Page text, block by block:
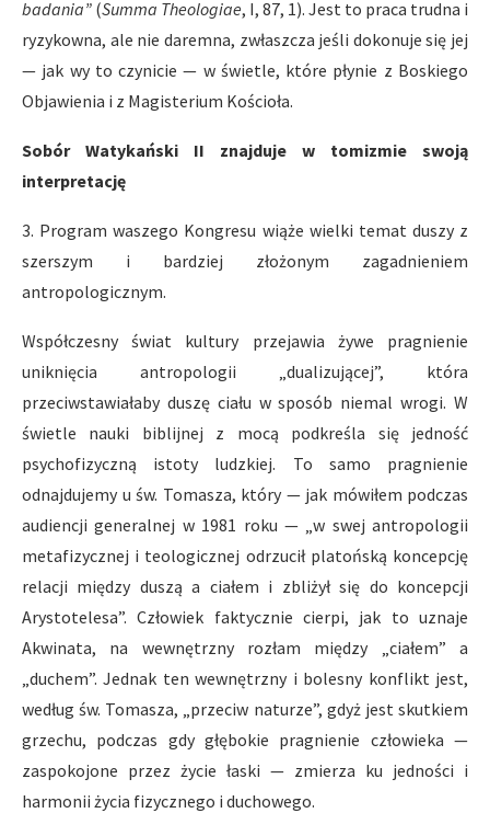
badania” (Summa Theologiae, I, 87, 1). Jest to praca trudna i
ryzykowna, ale nie daremna, zwłaszcza jeśli dokonuje się jej
— jak wy to czynicie — w świetle, które płynie z Boskiego
Objawienia i z Magisterium Kościoła.
Sobór Watykański II znajduje w tomizmie swoją
interpretację
3. Program waszego Kongresu wiąże wielki temat duszy z
szerszym i bardziej złożonym zagadnieniem
antropologicznym.
Współczesny świat kultury przejawia żywe pragnienie
uniknięcia antropologii „dualizującej”, która
przeciwstawiałaby duszę ciału w sposób niemal wrogi. W
świetle nauki biblijnej z mocą podkreśla się jedność
psychofizyczną istoty ludzkiej. To samo pragnienie
odnajdujemy u św. Tomasza, który — jak mówiłem podczas
audiencji generalnej w 1981 roku — „w swej antropologii
metafizycznej i teologicznej odrzucił platońską koncepcję
relacji między duszą a ciałem i zbliżył się do koncepcji
Arystotelesa”. Człowiek faktycznie cierpi, jak to uznaje
Akwinata, na wewnętrzny rozłam między „ciałem” a
„duchem”. Jednak ten wewnętrzny i bolesny konflikt jest,
według św. Tomasza, „przeciw naturze”, gdyż jest skutkiem
grzechu, podczas gdy głębokie pragnienie człowieka —
zaspokojone przez życie łaski — zmierza ku jedności i
harmonii życia fizycznego i duchowego.